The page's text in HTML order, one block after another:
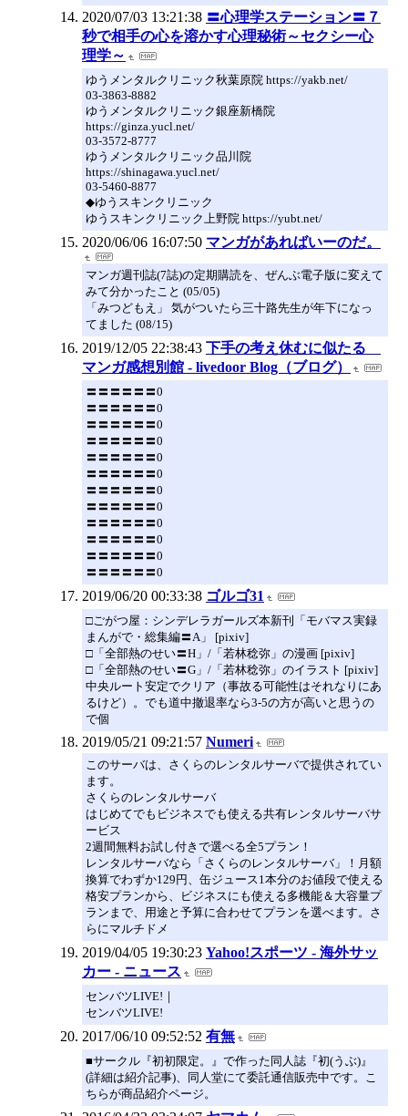
2020/07/03 13:21:38 〓心理学ステーション〓７
秒で相手の心を溶かす心理秘術～セクシー心
理学～
ゆうメンタルクリニック秋葉原院 https://yakb.net/
03-3863-8882
ゆうメンタルクリニック銀座新橋院
https://ginza.yucl.net/
03-3572-8777
ゆうメンタルクリニック品川院
https://shinagawa.yucl.net/
03-5460-8877
◆ゆうスキンクリニック
ゆうスキンクリニック上野院 https://yubt.net/
2020/06/06 16:07:50 マンガがあればいーのだ。
マンガ週刊誌(7誌)の定期購読を、ぜんぶ電子版に変えて
みて分かったこと (05/05)
「みつどもえ」 気がついたら三十路先生が年下になっ
てました (08/15)
2019/12/05 22:38:43 下手の考え休むに似たる
マンガ感想別館 - livedoor Blog（ブログ）
〓〓〓〓〓〓0
〓〓〓〓〓〓0
〓〓〓〓〓〓0
〓〓〓〓〓〓0
〓〓〓〓〓〓0
〓〓〓〓〓〓0
〓〓〓〓〓〓0
〓〓〓〓〓〓0
〓〓〓〓〓〓0
〓〓〓〓〓〓0
〓〓〓〓〓〓0
〓〓〓〓〓〓0
2019/06/20 00:33:38 ゴルゴ31
□ごがつ屋：シンデレラガールズ本新刊「モバマス実録
まんがで・総集編〓A」 [pixiv]
□「全部熱のせい〓H」/「若林稔弥」の漫画 [pixiv]
□「全部熱のせい〓G」/「若林稔弥」のイラスト [pixiv]
中央ルート安定でクリア（事故る可能性はそれなりにあ
るけど）。でも道中撤退率なら3-5の方が高いと思うの
で個
2019/05/21 09:21:57 Numeri
このサーバは、さくらのレンタルサーバで提供されてい
ます。
さくらのレンタルサーバ
はじめてでもビジネスでも使える共有レンタルサーバサ
ービス
2週間無料お試し付きで選べる全5プラン！
レンタルサーバなら「さくらのレンタルサーバ」！月額
換算でわずか129円、缶ジュース1本分のお値段で使える
格安プランから、ビジネスにも使える多機能＆大容量プ
ランまで、用途と予算に合わせてプランを選べます。さ
らにマルチドメ
2019/04/05 19:30:23 Yahoo!スポーツ - 海外サッ
カー - ニュース
センバツLIVE!｜
センバツLIVE!
2017/06/10 09:52:52 有無
■サークル『初初限定。』で作った同人誌『初(うぶ)』
(詳細は紹介記事)、同人堂にて委託通信販売中です。こ
ちらが商品紹介ページ。